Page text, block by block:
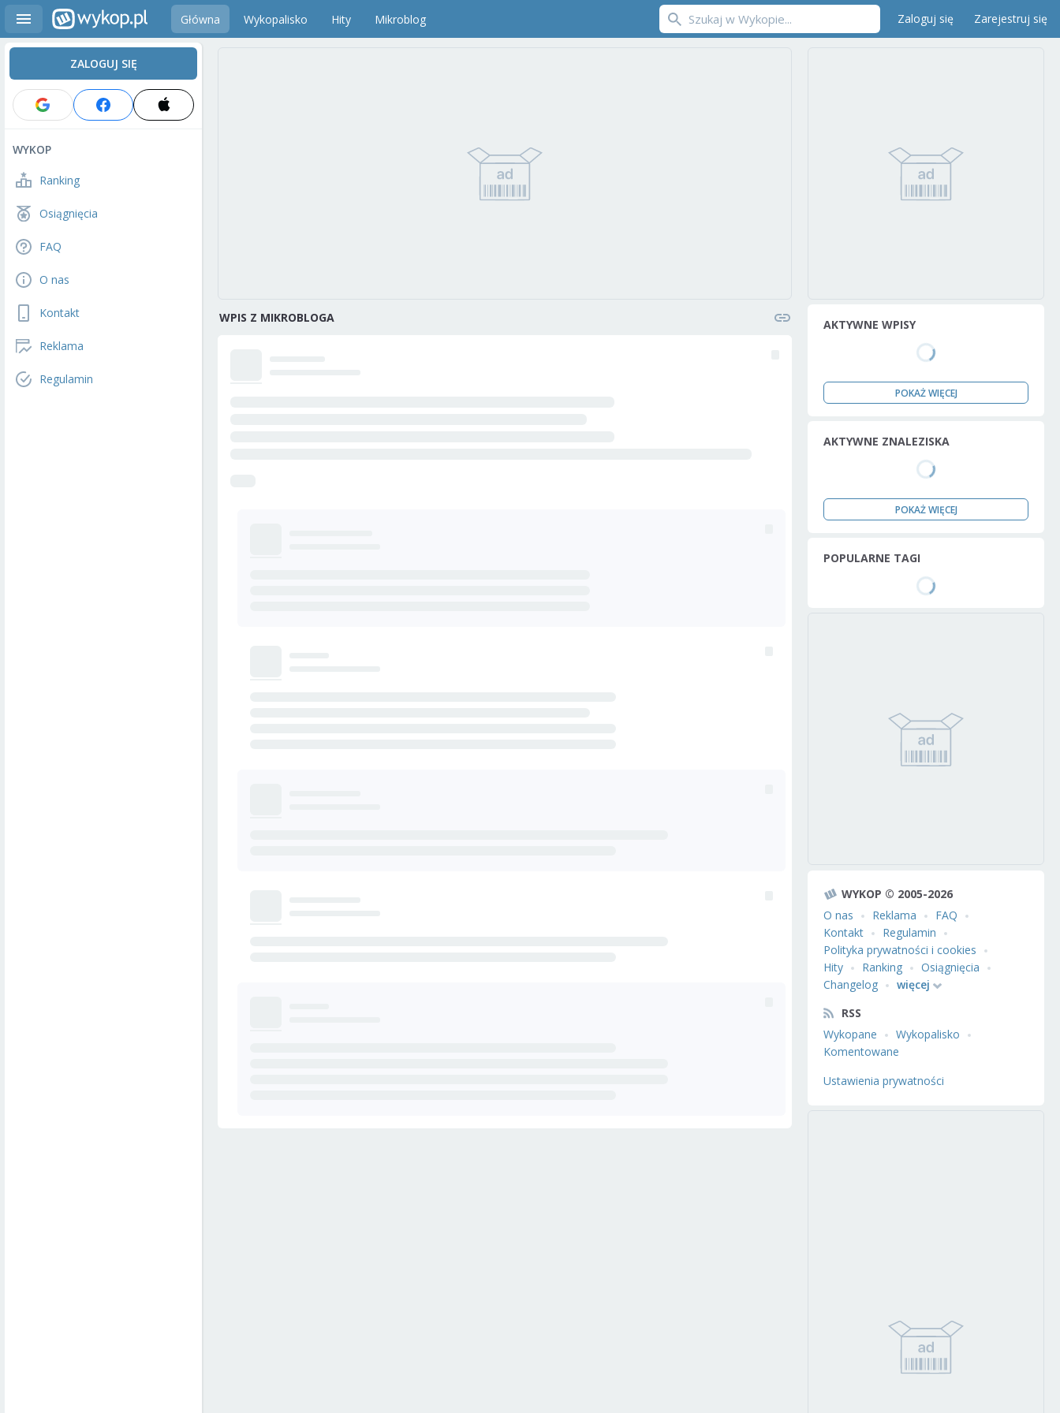
Główna Wykopalisko Hity Mikroblog Zaloguj się Zarejestruj się
ZALOGUJ SIĘ
WYKOP
Ranking
Osiągnięcia
FAQ
O nas
Kontakt
Reklama
Regulamin
WPIS Z MIKROBLOGA AKTYWNE WPISY
POKAŻ WIĘCEJ
AKTYWNE ZNALEZISKA
POKAŻ WIĘCEJ
POPULARNE TAGI
WYKOP © 2005-2026
O nas
Reklama
FAQ
Kontakt
Regulamin
Polityka prywatności i cookies
Hity
Ranking
Osiągnięcia
Changelog
więcej
RSS
Wykopane
Wykopalisko
Komentowane
Ustawienia prywatności